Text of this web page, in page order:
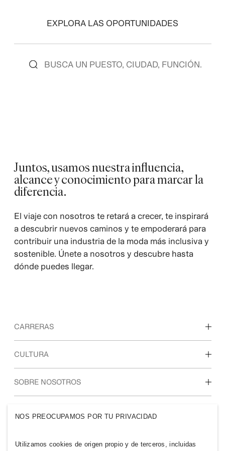
EXPLORA LAS OPORTUNIDADES
Juntos, usamos nuestra influencia,
alcance y conocimiento para marcar la
diferencia.
El viaje con nosotros te retará a crecer, te inspirará
a descubrir nuevos caminos y te empoderará para
contribuir una industria de la moda más inclusiva y
sostenible. Únete a nosotros y descubre hasta
dónde puedes llegar.
CARRERAS
Descubre nuestras áreas de trabajo
CULTURA
Nuestra cultura y beneficios
SOBRE NOSOTROS
Sostenibilidad
NOS PREOCUPAMOS POR TU PRIVACIDAD
Utilizamos cookies de origen propio y de terceros, incluidas